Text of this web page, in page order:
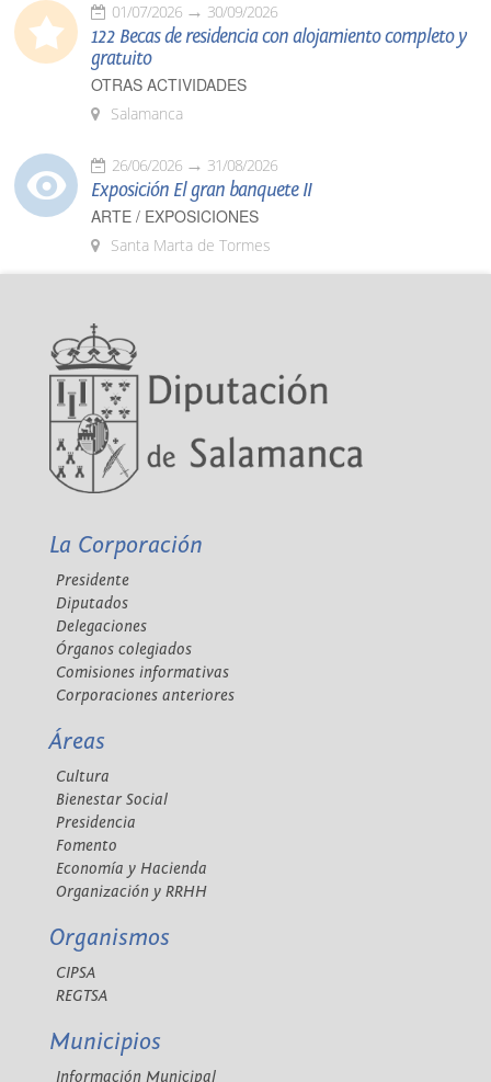
01/07/2026 30/09/2026
122 Becas de residencia con alojamiento completo y
gratuito
OTRAS ACTIVIDADES
Salamanca
26/06/2026 31/08/2026
Exposición El gran banquete II
ARTE / EXPOSICIONES
Santa Marta de Tormes
La Corporación
Presidente
Diputados
Delegaciones
Órganos colegiados
Comisiones informativas
Corporaciones anteriores
Áreas
Cultura
Bienestar Social
Presidencia
Fomento
Economía y Hacienda
Organización y RRHH
Organismos
CIPSA
REGTSA
Municipios
Información Municipal